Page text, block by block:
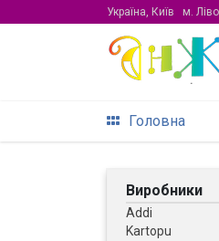
Україна, Київ м.
Головна
Виробники
Addi
Kartopu